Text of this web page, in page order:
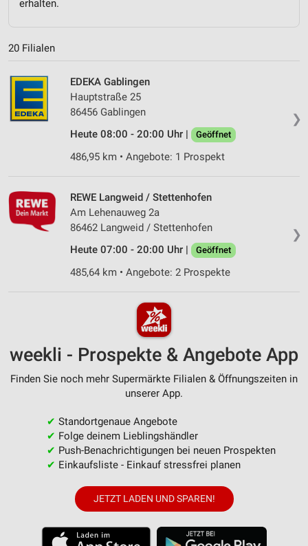
erhalten.
20 Filialen
❯
EDEKA Gablingen
Hauptstraße 25
86456 Gablingen
Heute 08:00 - 20:00 Uhr |
Geöffnet
486,95 km • Angebote: 1 Prospekt
❯
REWE Langweid / Stettenhofen
Am Lehenauweg 2a
86462 Langweid / Stettenhofen
Heute 07:00 - 20:00 Uhr |
Geöffnet
485,64 km • Angebote: 2 Prospekte
weekli - Prospekte & Angebote App
Finden Sie noch mehr Supermärkte Filialen & Öffnungszeiten in
unserer App.
✔ Standortgenaue Angebote
✔ Folge deinem Lieblingshändler
✔ Push-Benachrichtigungen bei neuen Prospekten
✔ Einkaufsliste - Einkauf stressfrei planen
JETZT LADEN UND SPAREN!